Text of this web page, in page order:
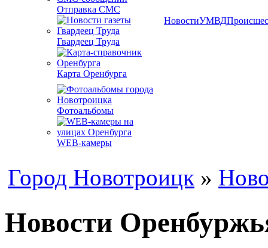
Отправка СМС
Гвардеец Труда
Карта Оренбурга
Фотоальбомы
WEB-камеры
НовостиУМВД
Город Новотроицк »
Новости